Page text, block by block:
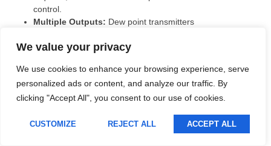
We value your privacy
We use cookies to enhance your browsing experience, serve
personalized ads or content, and analyze our traffic. By
clicking "Accept All", you consent to our use of cookies.
CUSTOMIZE REJECT ALL ACCEPT ALL
control.
Multiple Outputs: Dew point transmitters
analog (4-20 mA or 0-10 V), digital (RS-
allows them to be integrated into a variety
of control systems.
Rugged Construction:Dew point
harsh environments, such as those found
in industrial settings. They are often made
Italian
Spanish
Portuguese